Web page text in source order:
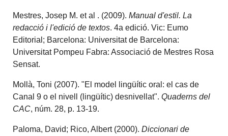
Mestres, Josep M. et al . (2009).Manual d'estil. La
redacció i l'edició de textos. 4a edició. Vic: Eumo
Editorial; Barcelona: Universitat de Barcelona:
Universitat Pompeu Fabra: Associació de Mestres Rosa
Sensat.
Mollà, Toni (2007). "El model lingüític oral: el cas de
Canal 9 o el nivell (lingüític) desnivellat".Quaderns del
CAC, núm. 28, p. 13-19.
Paloma, David; Rico, Albert (2000).Diccionari de